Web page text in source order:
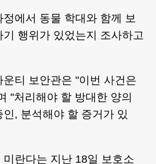
에서 동물 학대와 함께 보
행위가 있었는지 조사하고
티 보안관은 "이번 사건은
"처리해야 할 방대한 양의
, 분석해야 할 증거가 있
란다는 지난 18일 보호소